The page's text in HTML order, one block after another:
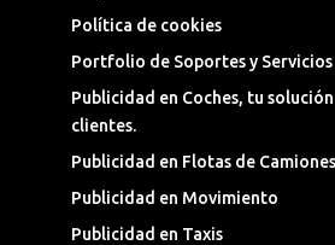
Política de cookies
Portfolio de Soportes y Servicios
Publicidad en Coches, tu
clientes.
Publicidad en Flotas de
Publicidad en Movimiento
Publicidad en Taxis